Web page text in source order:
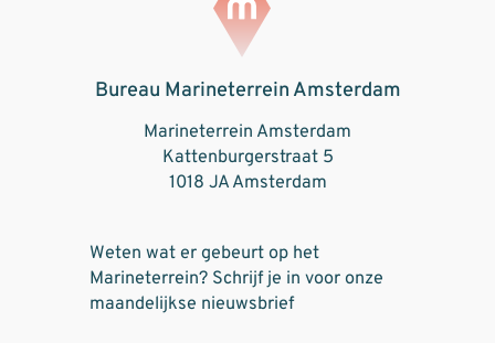
Bureau Marineterrein Amsterdam
Marineterrein Amsterdam
Kattenburgerstraat 5
1018 JA Amsterdam
Weten wat er gebeurt op het
Marineterrein? Schrijf je in voor onze
maandelijkse nieuwsbrief